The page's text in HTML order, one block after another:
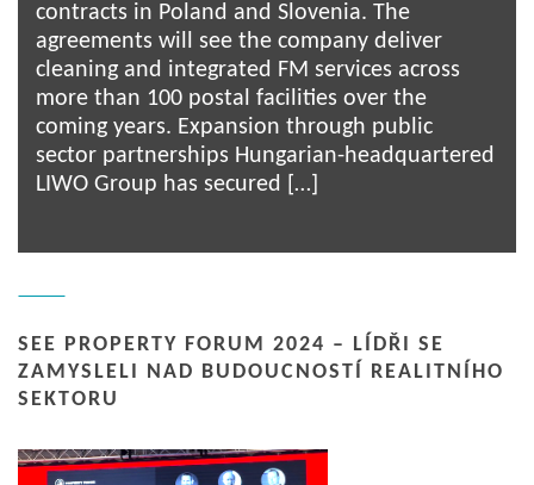
contracts in Poland and Slovenia. The
agreements will see the company deliver
cleaning and integrated FM services across
more than 100 postal facilities over the
coming years. Expansion through public
sector partnerships Hungarian-headquartered
LIWO Group has secured […]
SEE PROPERTY FORUM 2024 – LÍDŘI SE
ZAMYSLELI NAD BUDOUCNOSTÍ REALITNÍHO
SEKTORU